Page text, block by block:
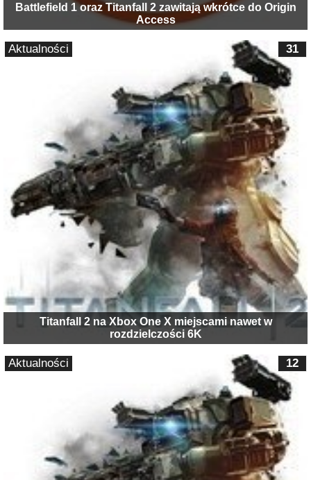
Battlefield 1 oraz Titanfall 2 zawitają wkrótce do Origin
Access
Titanfall 2 na Xbox One X miejscami nawet w
rozdzielczości 6K
31
Aktualności
12
Aktualności